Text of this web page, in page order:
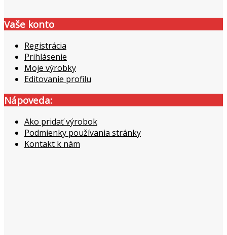
Vaše konto
Registrácia
Prihlásenie
Moje výrobky
Editovanie profilu
Nápoveda:
Ako pridať výrobok
Podmienky používania stránky
Kontakt k nám